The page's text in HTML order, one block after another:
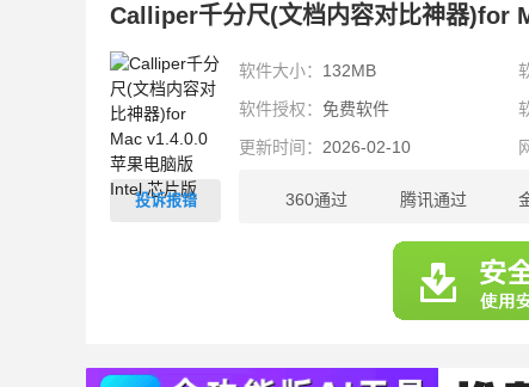
Calliper千分尺(文档内容对比神器)for
投诉报错
软件大小： 132MB
软件授权： 免费软件
更新时间： 2026-02-10
360通过 腾讯通过